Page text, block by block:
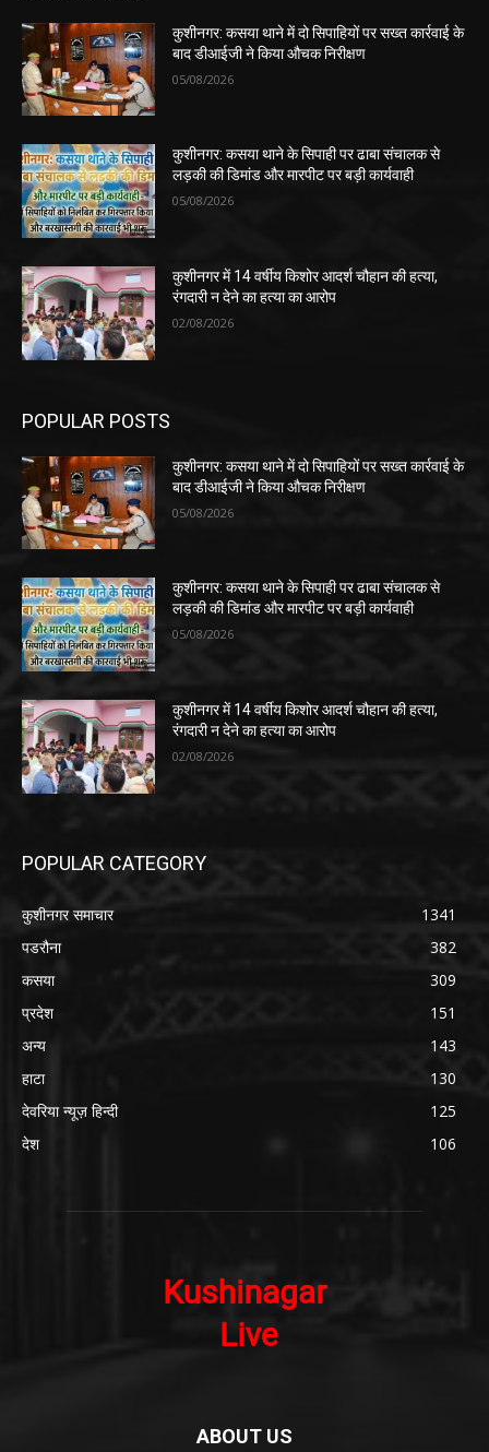
कुशीनगर: कसया थाने में दो सिपाहियों पर सख्त कार्रवाई के
बाद डीआईजी ने किया औचक निरीक्षण
05/08/2026
कुशीनगर: कसया थाने के सिपाही पर ढाबा संचालक से
लड़की की डिमांड और मारपीट पर बड़ी कार्यवाही
05/08/2026
कुशीनगर में 14 वर्षीय किशोर आदर्श चौहान की हत्या,
रंगदारी न देने का हत्या का आरोप
02/08/2026
POPULAR POSTS
कुशीनगर: कसया थाने में दो सिपाहियों पर सख्त कार्रवाई के
बाद डीआईजी ने किया औचक निरीक्षण
05/08/2026
कुशीनगर: कसया थाने के सिपाही पर ढाबा संचालक से
लड़की की डिमांड और मारपीट पर बड़ी कार्यवाही
05/08/2026
कुशीनगर में 14 वर्षीय किशोर आदर्श चौहान की हत्या,
रंगदारी न देने का हत्या का आरोप
02/08/2026
POPULAR CATEGORY
कुशीनगर समाचार
1341
पडरौना
382
कसया
309
प्रदेश
151
अन्य
143
हाटा
130
देवरिया न्यूज़ हिन्दी
125
देश
106
ABOUT US